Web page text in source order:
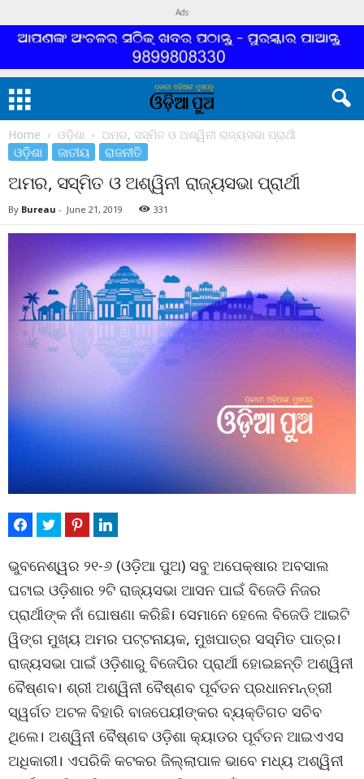
Ads
Home ଓଡ଼ିଶା ଅମର, ସସ୍ମିତ ଓ ଅଶ୍ୱିନୀ ରାଜ୍ୟସଭା ପ୍ରାର୍ଥୀ
ଓଡ଼ିଶା ଜାତୀୟ ରାଜନୀତି
ଅମର, ସସ୍ମିତ ଓ ଅଶ୍ୱିନୀ ରାଜ୍ୟସଭା ପ୍ରାର୍ଥୀ
By Bureau - June 21, 2019 331
ଭୁବନେଶ୍ୱର ୨୧-୬ (ଓଡ଼ିଆ ପୁଅ) ସବୁ ଅପେକ୍ଷାର ଅବସାଲ
ଘଟାଇ ଓଡ଼ିଶାର ୨ଟି ରାଜ୍ୟସଭା ଆସନ ପାଇଁ ବିଜେଡି ନିଜର
ପ୍ରାର୍ଥୀଙ୍କ ନାଁ ଘୋଷଣା କରିଛି। ସେମାନେ ହେଲେ ବିଜେଡି ଆଇଟି
ୱିଙ୍ଗ ମୁଖ୍ୟ ଅମର ପଟ୍ଟନାୟକ, ମୁଖପାତ୍ର ସସ୍ମିତ ପାତ୍ର।
ରାଜ୍ୟସଭା ପାଇଁ ଓଡ଼ିଶାରୁ ବିଜେପିର ପ୍ରାର୍ଥୀ ହୋଇଛନ‌୍ତି ଅଶ୍ୱିନୀ
ବୈଷ୍ଣବ। ଶ୍ରୀ ଅଶ୍ୱିନୀ ବୈଷ୍ଣବ ପୂର୍ବତନ ପ୍ରଧାନମନ୍ତ୍ରୀ
ସ୍ୱର୍ଗତ ଅଟଳ ବିହାରି ବାଜପେୟୀଙ୍କର ବ୍ୟକ୍ତିଗତ ସଚିବ
ଥିଲେ। ଅଶ୍ୱିନୀ ବୈଷ୍ଣବ ଓଡ଼ିଶା କ୍ୟାଡର ପୂର୍ବତନ ଆଇଏଏସ
ଅଧିକାରୀ। ଏପରିକି କଟକର ଜିଲ୍ଲାପାଳ ଭାବେ ମଧ୍ୟ ଅଶ୍ୱିନୀ